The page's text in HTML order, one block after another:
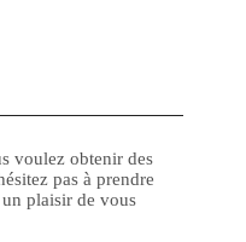
au
Hôtel
voulez obtenir des
pas à prendre
plaisir de vous